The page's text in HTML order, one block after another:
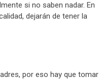
si no saben nadar. En
dejarán de tener la
por eso hay que tomar